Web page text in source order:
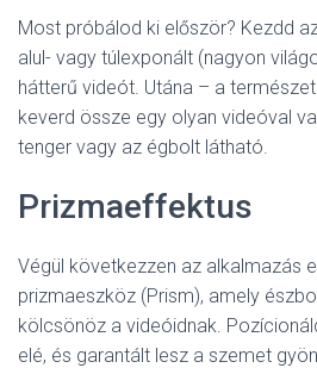
Most próbálod ki először? Kezdd
alul- vagy túlexponált (nagyon
hátterű videót. Utána – a
keverd össze egy olyan videóval
tenger vagy az égbolt látható.
Prizmaeffektus
Végül következzen az alkalmazás
prizmaeszköz (Prism), amely
kölcsönöz a videóidnak.
elé, és garantált lesz a szemet